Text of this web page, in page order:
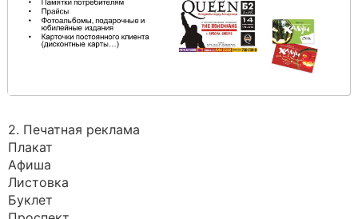
2. Печатная реклама
Плакат
Афиша
Листовка
Буклет